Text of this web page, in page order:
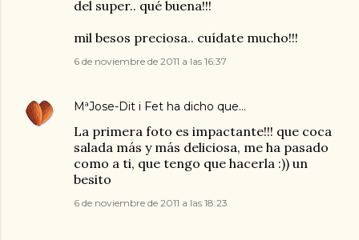
del super.. qué buena!!!
mil besos preciosa.. cuídate mucho!!!
6 de noviembre de 2011 a las 16:37
MªJose-Dit i Fet ha dicho que…
La primera foto es impactante!!! que coca
salada más y más deliciosa, me ha pasado
como a ti, que tengo que hacerla :)) un
besito
6 de noviembre de 2011 a las 18:23